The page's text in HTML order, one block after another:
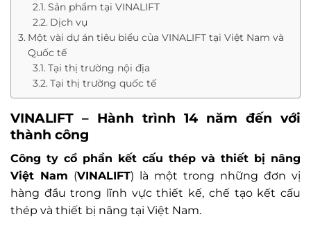
Sản phẩm tại VINALIFT
Dịch vụ
Một vài dự án tiêu biểu của VINALIFT tại Việt Nam và
Quốc tế
Tại thị trường nội địa
Tại thị trường quốc tế
VINALIFT – Hành trình 14 năm đến với
thành công
Công ty cổ phần kết cấu thép và thiết bị nâng
Việt Nam (VINALIFT) là một trong những đơn vị
hàng đầu trong lĩnh vực thiết kế, chế tạo kết cấu
thép và thiết bị nâng tại Việt Nam.